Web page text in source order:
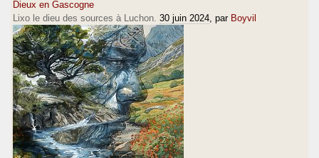
Dieux en Gascogne
Lixo le dieu des sources à Luchon. 30 juin 2024 , par Boyvil